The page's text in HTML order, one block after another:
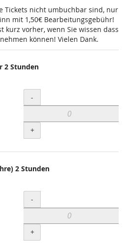
Tickets nicht umbuchbar sind, nur
mit 1,50€ Bearbeitungsgebühr!
kurz vorher, wenn Sie wissen dass
können! Vielen Dank.
2 Stunden
Menge
-
+
2 Stunden
Menge
-
+